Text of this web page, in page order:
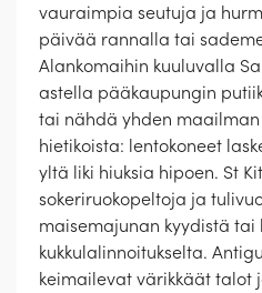
vauraimpia seutuja ja
päivää rannalla tai
Alankomaihin kuuluvalla
astella pääkaupungin
tai nähdä yhden
hietikoista: lentokoneet
yltä liki hiuksia hipoen. St
sokeriruokopeltoja ja
maisemajunan kyydistä tai
kukkulalinnoitukselta.
keimailevat värikkäät talot